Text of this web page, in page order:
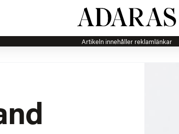
Artikeln innehåller reklamlänkar